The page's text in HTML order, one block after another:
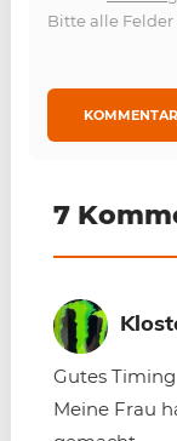
Bitte alle
7
Gutes Timing
Meine Frau